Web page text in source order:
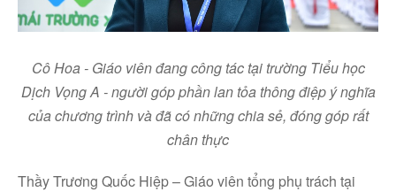
Cô Hoa - Giáo viên đang công tác tại trường Tiểu học
Dịch Vọng A - người góp phần lan tỏa thông điệp ý nghĩa
của chương trình và đã có những chia sẻ, đóng góp rất
chân thực
Thầy Trương Quốc Hiệp – Giáo viên tổng phụ trách tại